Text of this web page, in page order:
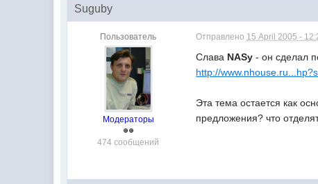
Suguby
Пользователь
Модераторы
474 сообщений
Отправлено 15 April 2005 -
Слава NASу - он сделал
http://
Эта тема остается как
предложения? что